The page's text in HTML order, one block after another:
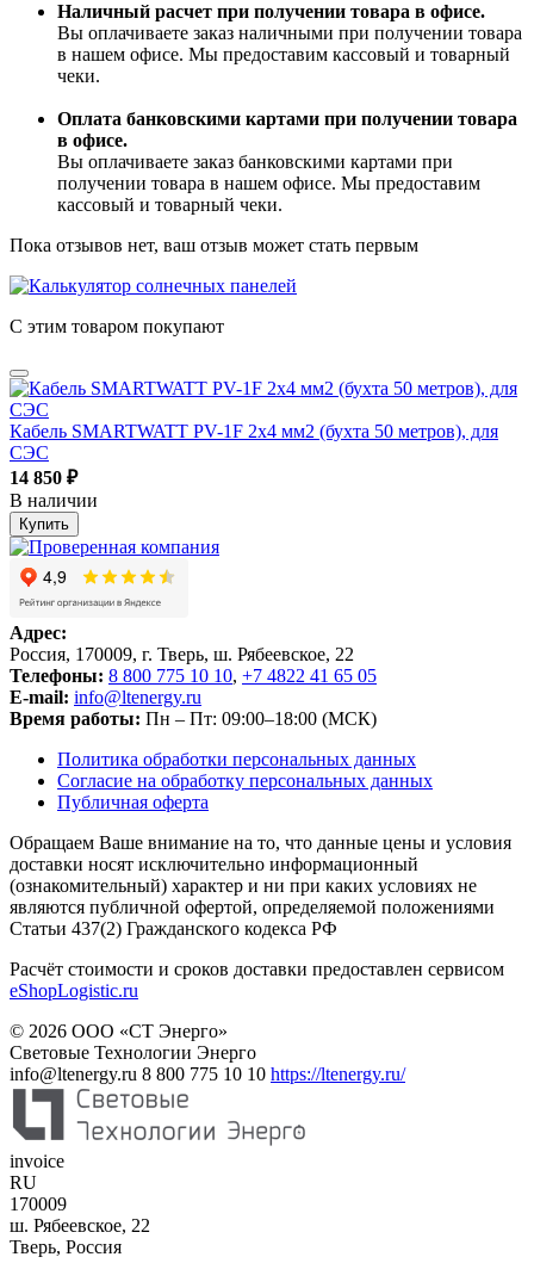
Наличный расчет при получении товара в офисе.
Вы оплачиваете заказ наличными при получении товара
в нашем офисе. Мы предоставим кассовый и товарный
чеки.
Оплата банковскими картами при получении товара
в офисе.
Вы оплачиваете заказ банковскими картами при
получении товара в нашем офисе. Мы предоставим
кассовый и товарный чеки.
Пока отзывов нет, ваш отзыв может стать первым
С этим товаром покупают
Кабель SMARTWATT PV-1F 2x4 мм2 (бухта 50 метров), для
СЭС
14 850 ₽
В наличии
Купить
Адрес:
Россия, 170009, г. Тверь, ш. Рябеевское, 22
Телефоны: 8 800 775 10 10, +7 4822 41 65 05
E-mail: info@ltenergy.ru
Время работы: Пн – Пт: 09:00–18:00 (МСК)
Политика обработки персональных данных
Согласие на обработку персональных данных
Публичная оферта
Обращаем Ваше внимание на то, что данные цены и условия
доставки носят исключительно информационный
(ознакомительный) характер и ни при каких условиях не
являются публичной офертой, определяемой положениями
Статьи 437(2) Гражданского кодекса РФ
Расчёт стоимости и сроков доставки предоставлен сервисом
eShopLogistic.ru
© 2026 ООО «СТ Энерго»
Световые Технологии Энерго
info@ltenergy.ru 8 800 775 10 10 https://ltenergy.ru/
invoice
RU
170009
ш. Рябеевское, 22
Тверь, Россия